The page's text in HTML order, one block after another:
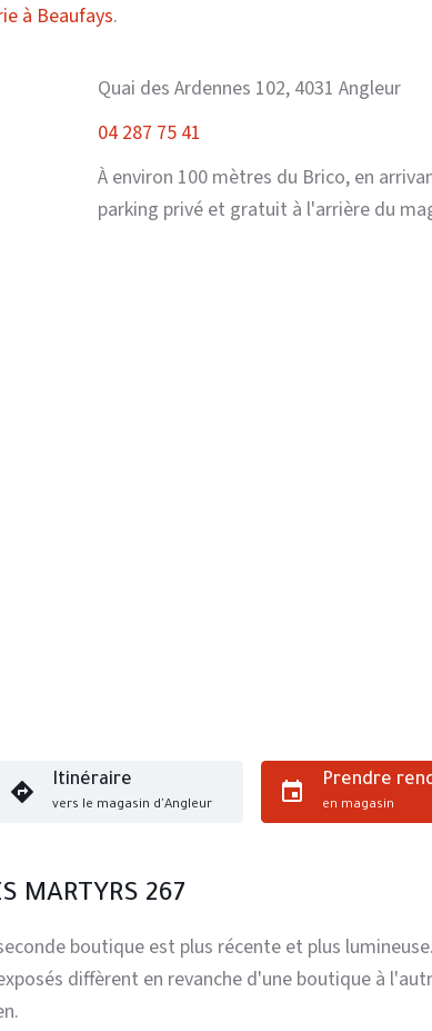
à Beaufays.
Quai des Ardennes 102, 4031 Angleur
04 287 75 41
À environ 100 mètres du Brico, en
parking privé et gratuit à l'arrière du
Itinéraire
vers le magasin d'Angleur
Prendre
en magasin
MARTYRS 267
boutique est plus récente et plus
diffèrent en revanche d'une boutique à